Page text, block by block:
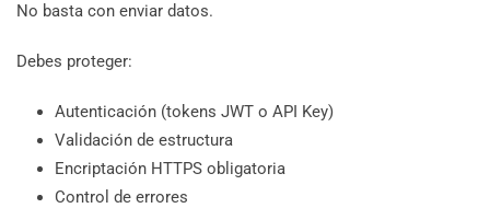
No basta con enviar datos.
Debes proteger:
Autenticación (tokens JWT o API Key)
Validación de estructura
Encriptación HTTPS obligatoria
Control de errores